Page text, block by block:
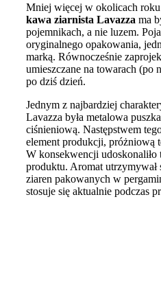
Mniej więcej w okolicach roku
kawa ziarnista Lavazza ma
pojemnikach, a nie luzem.
oryginalnego opakowania,
marką. Równocześnie
umieszczane na towarach
po dziś dzień.
Jednym z najbardziej
Lavazza była metalowa
ciśnieniową. Następstwem
element produkcji, próżniową
W konsekwencji
produktu. Aromat utrzymywał
ziaren pakowanych w
stosuje się aktualnie podczas